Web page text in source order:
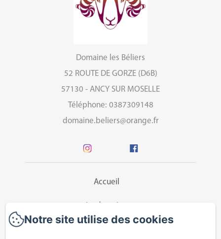
Domaine les Béliers
52 ROUTE DE GORZE (D6B)
57130 - ANCY SUR MOSELLE
Téléphone: 0387309148
domaine.beliers@orange.fr
Accueil
Notre site utilise des cookies